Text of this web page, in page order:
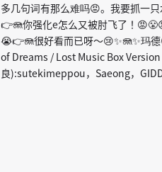
多几句词有那么难吗😡。我要抓一
👉🪼你强化e怎么又被肘飞了！
😭👉🪼很好看而已呀～😢✨🪼✨玛
of Dreams / Lost Music Box
良):sutekimeppou，Saeong，